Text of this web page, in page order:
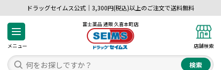
ドラッグセイムス公式｜3,300円(税込)以上のご注文で送料無料
メニュー
富士薬品 通販 久喜本町店
店舗検索
検索